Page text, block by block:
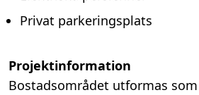
Privat parkeringsplats
Projektinformation
Bostadsområdet utformas